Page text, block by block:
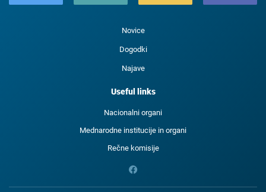
Novice
Dogodki
Najave
Useful links
Nacionalni organi
Mednarodne institucije in organi
Rečne komisije